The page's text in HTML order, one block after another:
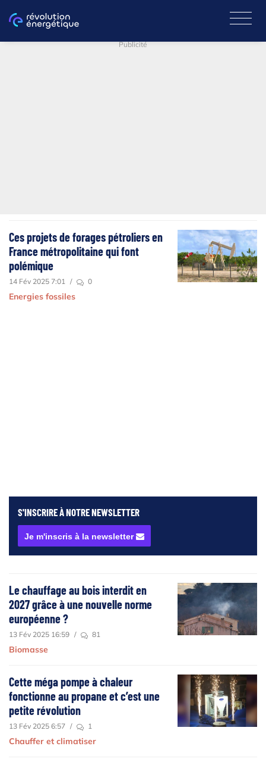
Publicité
Ces projets de forages pétroliers en
France métropolitaine qui font
polémique
14 Fév 2025 7:01 / 0
Energies fossiles
S'INSCRIRE À NOTRENEWSLETTER
Je m'inscris à la newsletter
Le chauffage au bois interdit en
2027 grâce à une nouvelle norme
européenne ?
13 Fév 2025 16:59 / 81
Biomasse
Cette méga pompe à chaleur
fonctionne au propane et c’est une
petite révolution
13 Fév 2025 6:57 / 1
Chauffer et climatiser